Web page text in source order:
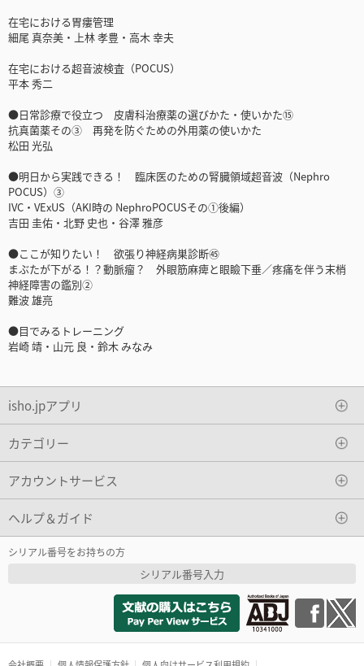
在宅における胃瘻管理
細尾 真奈美・上林 孝豊・高木 幸夫
在宅における超音波検査（POCUS）
平本 秀二
●日常診療で役立つ 皮膚科治療薬の選びかた・使いかた⑮
抗真菌薬その③ 再発を防ぐための外用薬の使いかた
松田 光弘
●明日から実践できる！ 臨床医のための腎臓領域超音波（Nephro
POCUS）③
IVC・VExUS（AKI時の NephroPOCUSその①後編）
吉田 圭佑・北野 史也・谷澤 雅彦
●ここが知りたい！ 欲張り神経病巣診断㊺
まぶたが下がる！？動脈瘤？ 外眼筋麻痺と眼瞼下垂／疼痛を伴う末梢
神経障害の鑑別②
難波 雄亮
●目でみるトレーニング
岩崎 靖・山元 良・鈴木 みなみ
isho.jpアプリ
カテゴリー
アカウントサービス
ヘルプ＆ガイド
シリアル番号をお持ちの方
シリアル番号入力